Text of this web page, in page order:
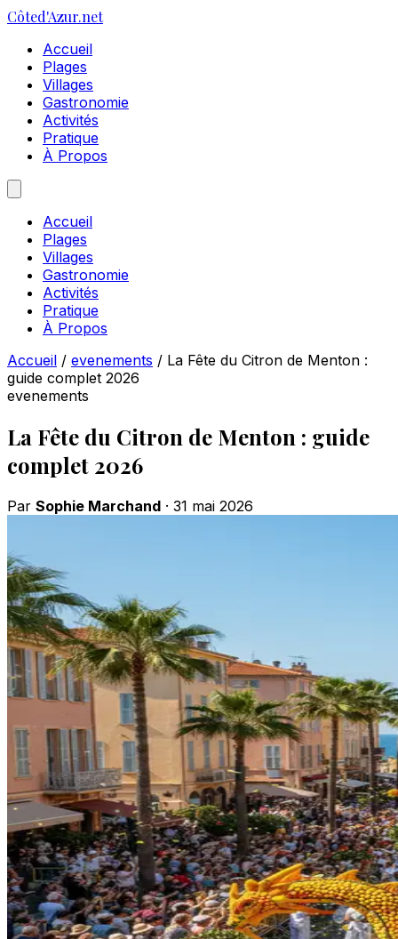
Côted'Azur.net
Accueil
Plages
Villages
Gastronomie
Activités
Pratique
À Propos
Accueil
Plages
Villages
Gastronomie
Activités
Pratique
À Propos
Accueil / evenements / La Fête du Citron de Menton :
guide complet 2026
evenements
La Fête du Citron de Menton : guide
complet 2026
Par Sophie Marchand · 31 mai 2026